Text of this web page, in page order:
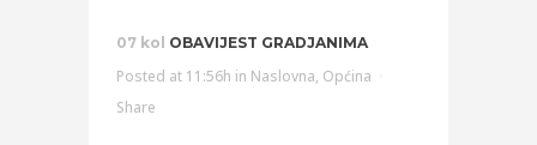
07 kol OBAVIJEST GRADJANIMA
Posted at 11:56h in Naslovna, Općina
Share